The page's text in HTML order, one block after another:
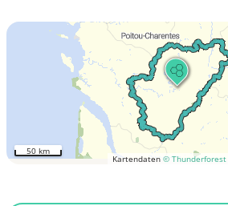
Kartendaten © Thunderforest
50 km